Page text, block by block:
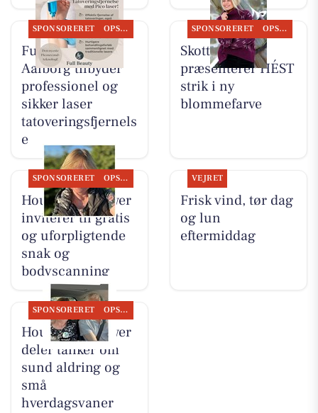
SPONSORERET OPSLAGSTAVLEN
Full Beauty
Aalborg tilbyder
professionel og
sikker laser
tatoveringsfjernels
e
SPONSORERET OPSLAGSTAVLEN
Skott Aalborg
præsenterer HÉST
strik i ny
blommefarve
SPONSORERET OPSLAGSTAVLEN
Houen Life Power
inviterer til gratis
og uforpligtende
snak og
bodyscanning
VEJRET
Frisk vind, tør dag
og lun
eftermiddag
SPONSORERET OPSLAGSTAVLEN
Houen Life Power
deler tanker om
sund aldring og
små
hverdagsvaner